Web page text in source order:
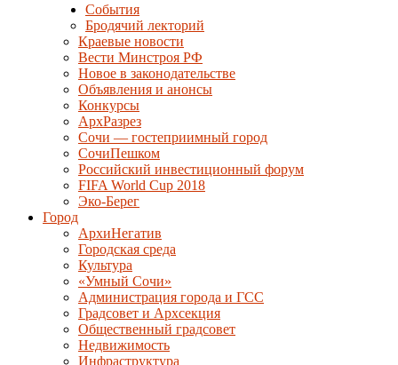
События
Бродячий лекторий
Краевые новости
Вести Минстроя РФ
Новое в законодательстве
Объявления и анонсы
Конкурсы
АрхРазрез
Сочи — гостеприимный город
СочиПешком
Российский инвестиционный форум
FIFA World Cup 2018
Эко-Берег
Город
АрхиНегатив
Городская среда
Культура
«Умный Сочи»
Администрация города и ГСС
Градсовет и Архсекция
Общественный градсовет
Недвижимость
Инфраструктура